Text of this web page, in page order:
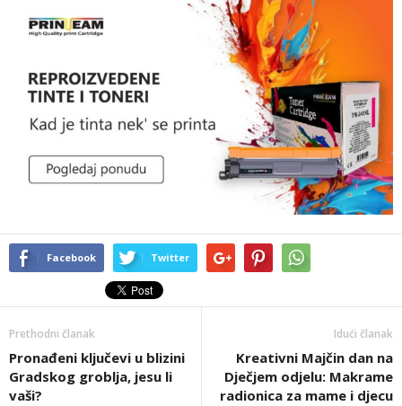
Facebook Twitter
Prethodni članak
Pronađeni ključevi u blizini
Gradskog groblja, jesu li
vaši?
Idući članak
Kreativni Majčin dan na
Dječjem odjelu: Makrame
radionica za mame i djecu